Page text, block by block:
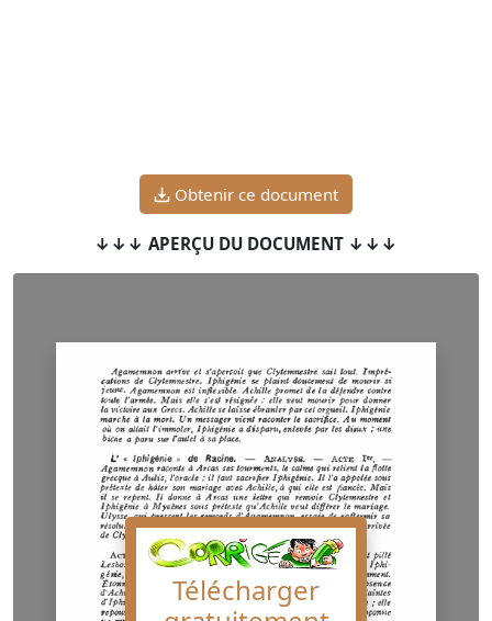
Obtenir ce document
↓↓↓ APERÇU DU DOCUMENT ↓↓↓
Télécharger